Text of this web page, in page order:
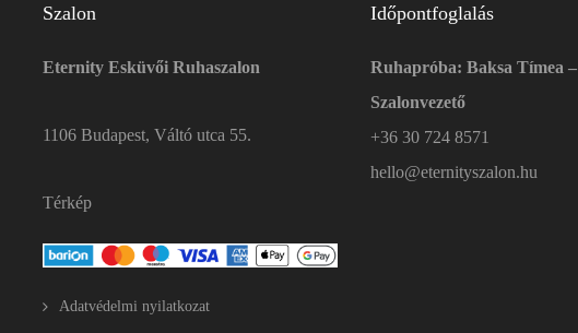
Szalon
Eternity Esküvői Ruhaszalon
1106 Budapest, Váltó utca 55.
Térkép
Adatvédelmi nyilatkozat
Időpontfoglalás
Ruhapróba: Baksa Tímea –
Szalonvezető
+36 30 724 8571
hello@eternityszalon.hu